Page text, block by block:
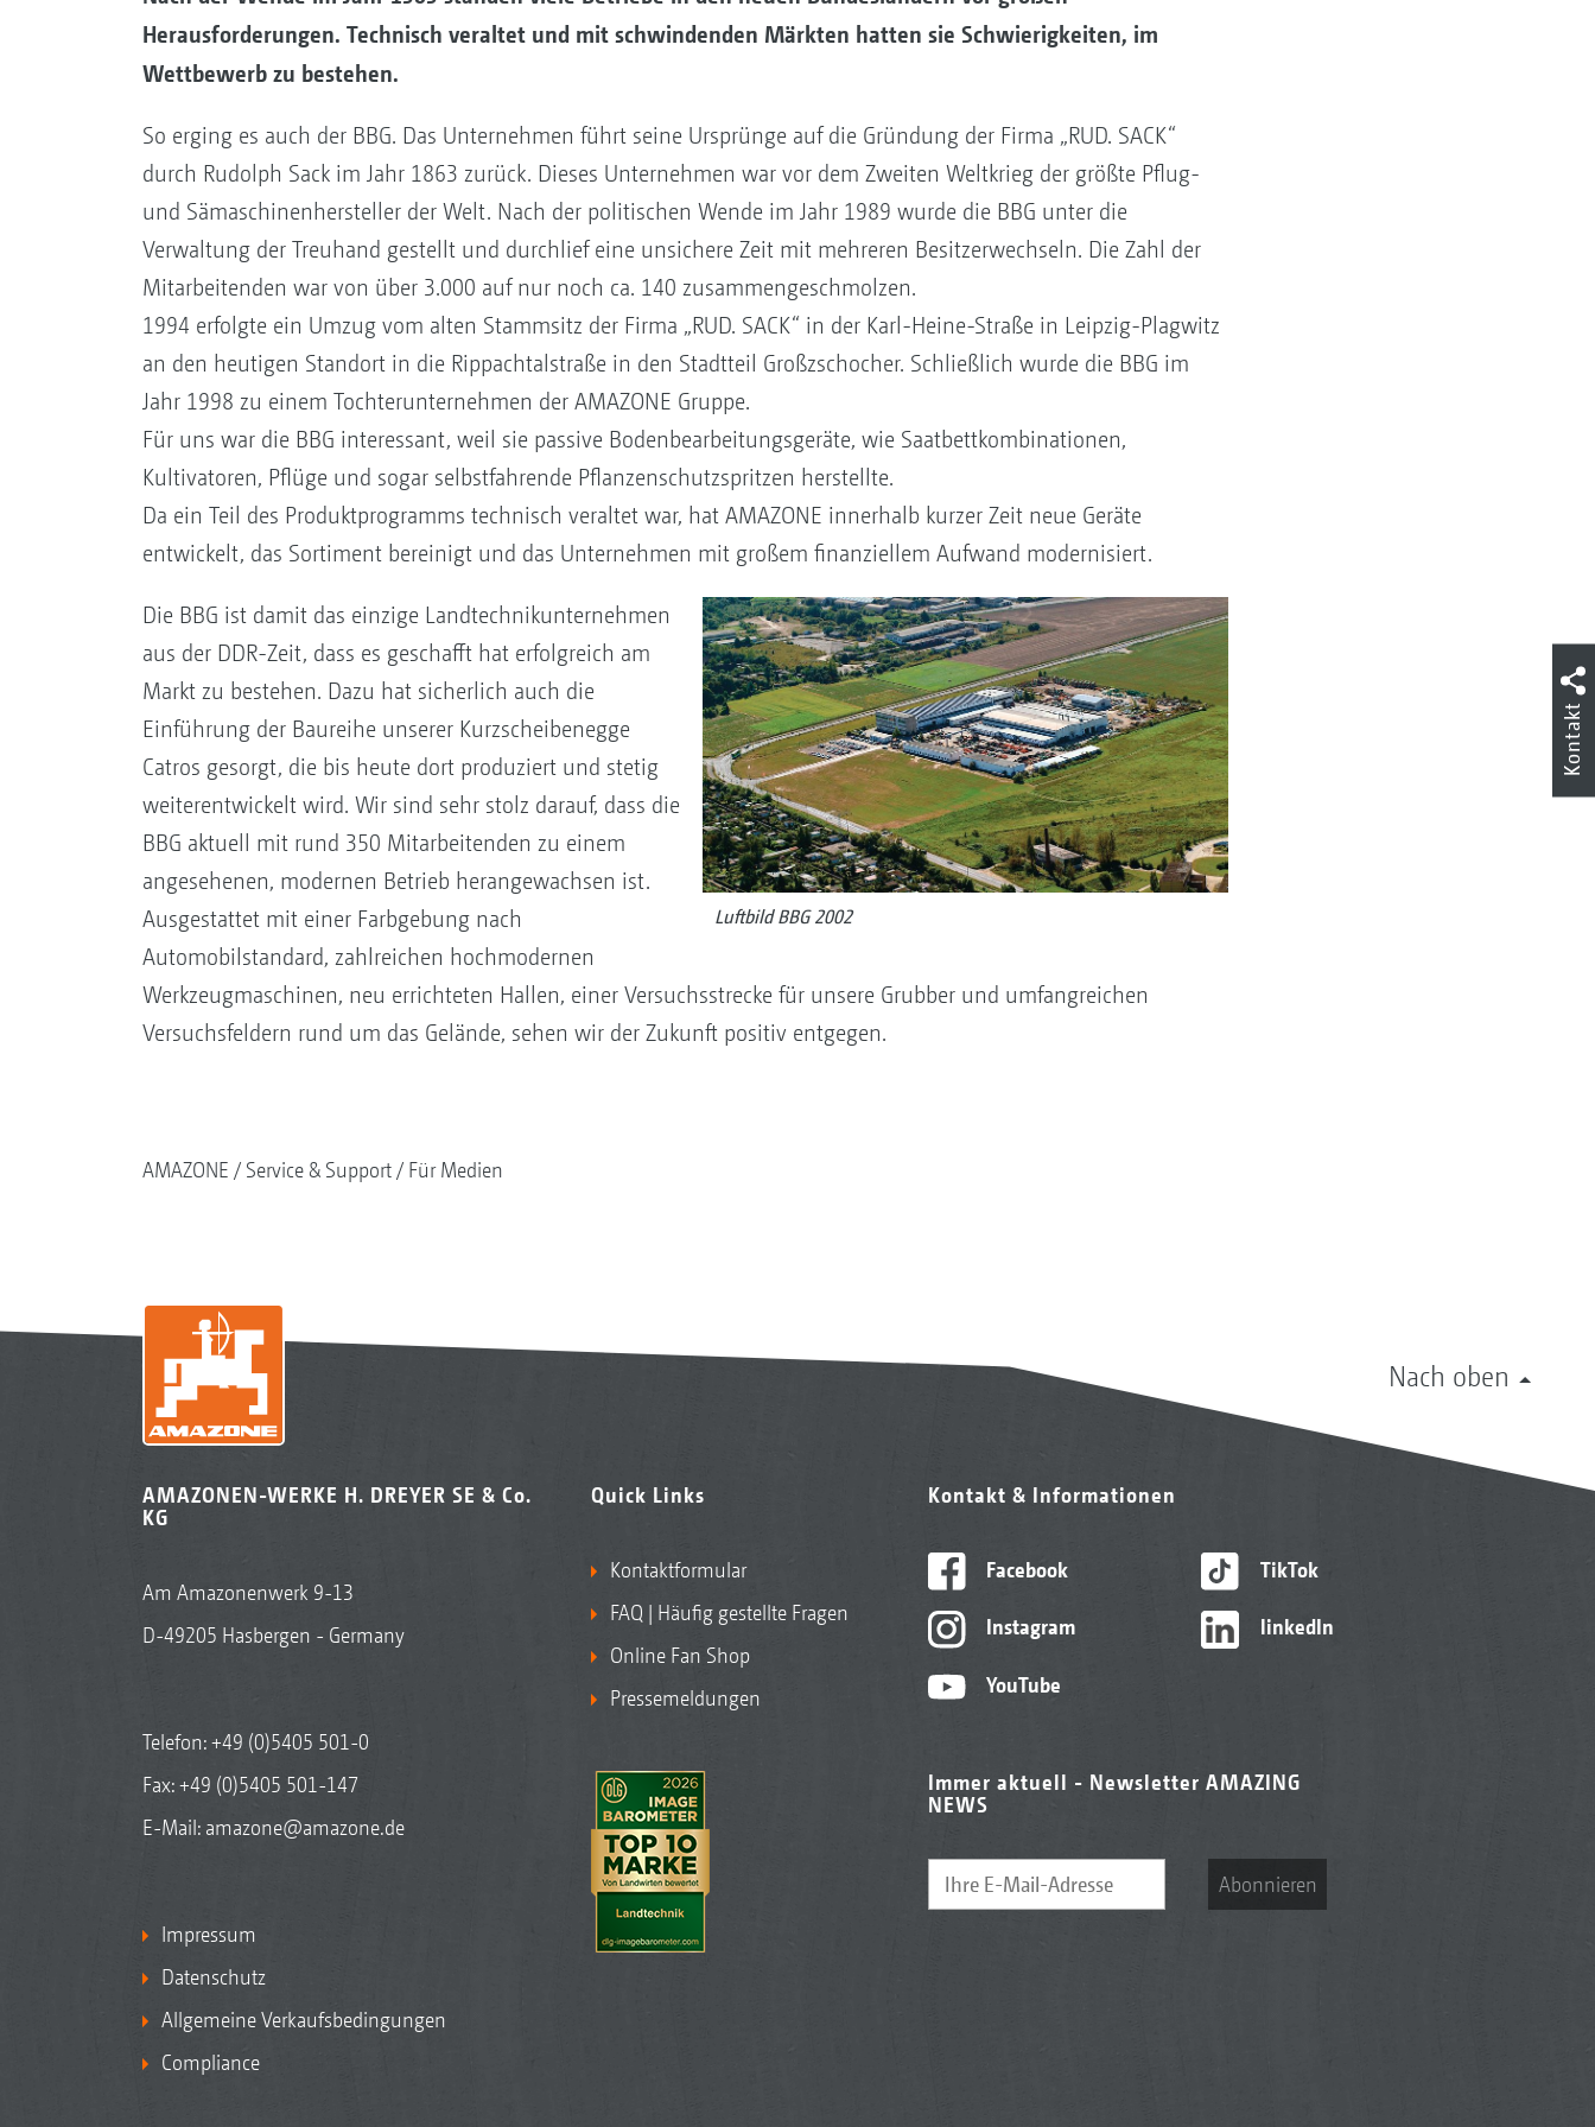
Herausforderungen. Technisch veraltet und mit schwindenden Märkten hatten sie Schwierigkeiten, im
Wettbewerb zu bestehen.
So erging es auch der BBG. Das Unternehmen führt seine Ursprünge auf die Gründung der Firma „RUD. SACK“
durch Rudolph Sack im Jahr 1863 zurück. Dieses Unternehmen war vor dem Zweiten Weltkrieg der größte Pflug-
und Sämaschinenhersteller der Welt. Nach der politischen Wende im Jahr 1989 wurde die BBG unter die
Verwaltung der Treuhand gestellt und durchlief eine unsichere Zeit mit mehreren Besitzerwechseln. Die Zahl der
Mitarbeitenden war von über 3.000 auf nur noch ca. 140 zusammengeschmolzen.
1994 erfolgte ein Umzug vom alten Stammsitz der Firma „RUD. SACK“ in der Karl-Heine-Straße in Leipzig-Plagwitz
an den heutigen Standort in die Rippachtalstraße in den Stadtteil Großzschocher. Schließlich wurde die BBG im
Jahr 1998 zu einem Tochterunternehmen der AMAZONE Gruppe.
Für uns war die BBG interessant, weil sie passive Bodenbearbeitungsgeräte, wie Saatbettkombinationen,
Kultivatoren, Pflüge und sogar selbstfahrende Pflanzenschutzspritzen herstellte.
Da ein Teil des Produktprogramms technisch veraltet war, hat AMAZONE innerhalb kurzer Zeit neue Geräte
entwickelt, das Sortiment bereinigt und das Unternehmen mit großem finanziellem Aufwand modernisiert.
Luftbild BBG 2002
Die BBG ist damit das einzige Landtechnikunternehmen
aus der DDR-Zeit, dass es geschafft hat erfolgreich am
Markt zu bestehen. Dazu hat sicherlich auch die
Einführung der Baureihe unserer Kurzscheibenegge
Catros gesorgt, die bis heute dort produziert und stetig
weiterentwickelt wird. Wir sind sehr stolz darauf, dass die
BBG aktuell mit rund 350 Mitarbeitenden zu einem
angesehenen, modernen Betrieb herangewachsen ist.
Ausgestattet mit einer Farbgebung nach
Automobilstandard, zahlreichen hochmodernen
Werkzeugmaschinen, neu errichteten Hallen, einer Versuchsstrecke für unsere Grubber und umfangreichen
Versuchsfeldern rund um das Gelände, sehen wir der Zukunft positiv entgegen.
AMAZONE Service & Support Für Medien
Nach oben
AMAZONEN-WERKE H. DREYER SE & Co.
KG
Am Amazonenwerk 9-13
D-49205 Hasbergen - Germany
Telefon:+49 (0)5405 501-0
Fax: +49 (0)5405 501-147
E-Mail: amazone@amazone.de
Impressum
Datenschutz
Allgemeine Verkaufsbedingungen
Compliance
Quick Links
Kontaktformular
FAQ | Häufig gestellte Fragen
Online Fan Shop
Pressemeldungen
Kontakt & Informationen
Facebook
Instagram
YouTube
TikTok
linkedIn
Immer aktuell - Newsletter AMAZING
NEWS
Abonnieren
Kontakt